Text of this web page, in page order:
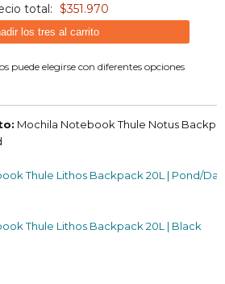
total: $351.970
los tres al carrito
puede elegirse con diferentes opciones
Mochila Notebook Thule Notus
Thule Lithos Backpack 20L | Pond/
Thule Lithos Backpack 20L | Black